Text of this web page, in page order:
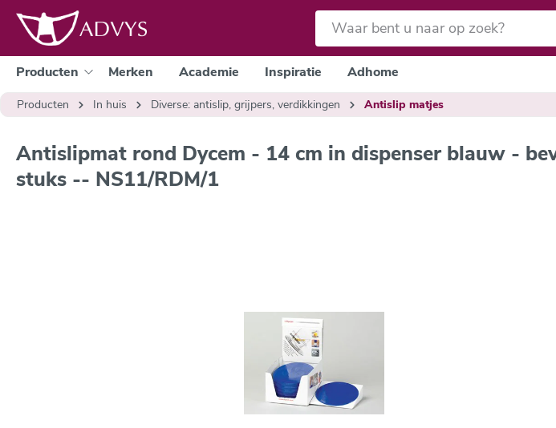
zoekopdracht Ga naar de hoofdnavigatie
Producten Merken Academie Inspiratie Adhome
Producten
In huis Diverse: antislip, grijpers, verdikkingen Antislip matjes
Antislipmat rond Dycem - 14 cm in dispenser blauw -
stuks -- NS11/RDM/1